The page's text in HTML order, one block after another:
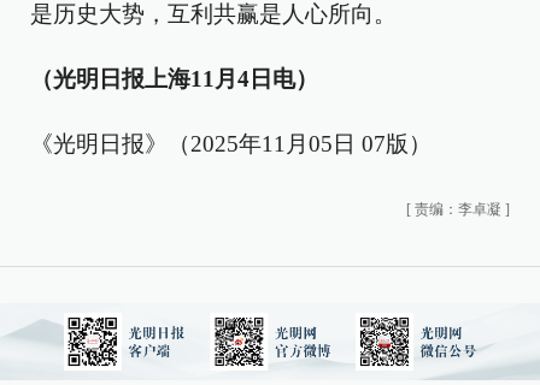
是历史大势，互利共赢是人心所向。
（光明日报上海11月4日电）
《光明日报》（2025年11月05日 07版）
[ 责编：李卓凝 ]